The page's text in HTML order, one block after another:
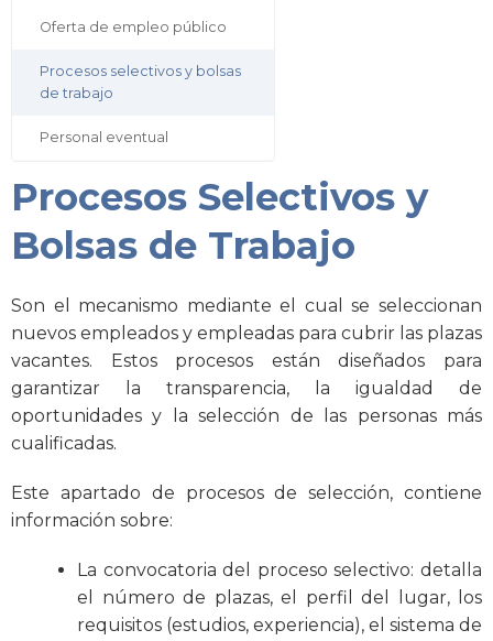
Oferta de empleo público
Procesos selectivos y bolsas
de trabajo
Personal eventual
Procesos Selectivos y
Bolsas de Trabajo
Son el mecanismo mediante el cual se seleccionan
nuevos empleados y empleadas para cubrir las plazas
vacantes. Estos procesos están diseñados para
garantizar la transparencia, la igualdad de
oportunidades y la selección de las personas más
cualificadas.
Este apartado de procesos de selección, contiene
información sobre:
La convocatoria del proceso selectivo: detalla
el número de plazas, el perfil del lugar, los
requisitos (estudios, experiencia), el sistema de